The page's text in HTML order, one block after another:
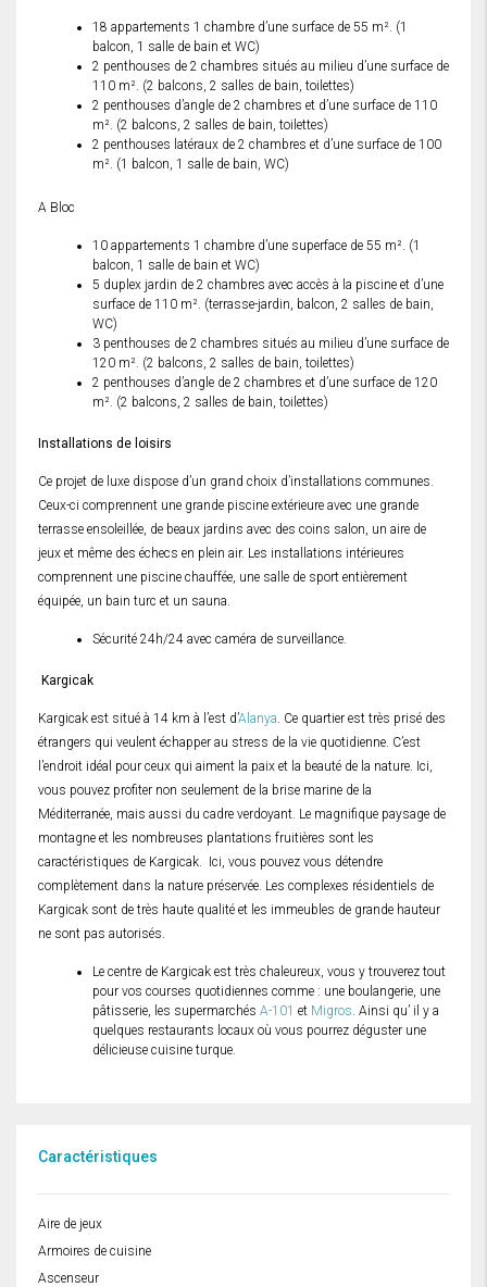
18 appartements 1 chambre d’une surface de 55 m². (1
balcon, 1 salle de bain et WC)
2 penthouses de 2 chambres situés au milieu d’une surface de
110 m². (2 balcons, 2 salles de bain, toilettes)
2 penthouses d’angle de 2 chambres et d’une surface de 110
m². (2 balcons, 2 salles de bain, toilettes)
2 penthouses latéraux de 2 chambres et d’une surface de 100
m². (1 balcon, 1 salle de bain, WC)
A Bloc
10 appartements 1 chambre d’une superface de 55 m². (1
balcon, 1 salle de bain et WC)
5 duplex jardin de 2 chambres avec accès à la piscine et d’une
surface de 110 m². (terrasse-jardin, balcon, 2 salles de bain,
WC)
3 penthouses de 2 chambres situés au milieu d’une surface de
120 m². (2 balcons, 2 salles de bain, toilettes)
2 penthouses d’angle de 2 chambres et d’une surface de 120
m². (2 balcons, 2 salles de bain, toilettes)
Installations de loisirs
Ce projet de luxe dispose d’un grand choix d’installations communes.
Ceux-ci comprennent une grande piscine extérieure avec une grande
terrasse ensoleillée, de beaux jardins avec des coins salon, un aire de
jeux et même des échecs en plein air. Les installations intérieures
comprennent une piscine chauffée, une salle de sport entièrement
équipée, un bain turc et un sauna.
Sécurité 24h/24 avec caméra de surveillance.
Kargicak
Kargicak est situé à 14 km à l’est d’Alanya. Ce quartier est très prisé des
étrangers qui veulent échapper au stress de la vie quotidienne. C’est
l’endroit idéal pour ceux qui aiment la paix et la beauté de la nature. Ici,
vous pouvez profiter non seulement de la brise marine de la
Méditerranée, mais aussi du cadre verdoyant. Le magnifique paysage de
montagne et les nombreuses plantations fruitières sont les
caractéristiques de Kargicak. Ici, vous pouvez vous détendre
complètement dans la nature préservée. Les complexes résidentiels de
Kargicak sont de très haute qualité et les immeubles de grande hauteur
ne sont pas autorisés.
Le centre de Kargicak est très chaleureux, vous y trouverez tout
pour vos courses quotidiennes comme : une boulangerie, une
pâtisserie, les supermarchés A-101 et Migros. Ainsi qu’ il y a
quelques restaurants locaux où vous pourrez déguster une
délicieuse cuisine turque.
Caractéristiques
Aire de jeux
Armoires de cuisine
Ascenseur